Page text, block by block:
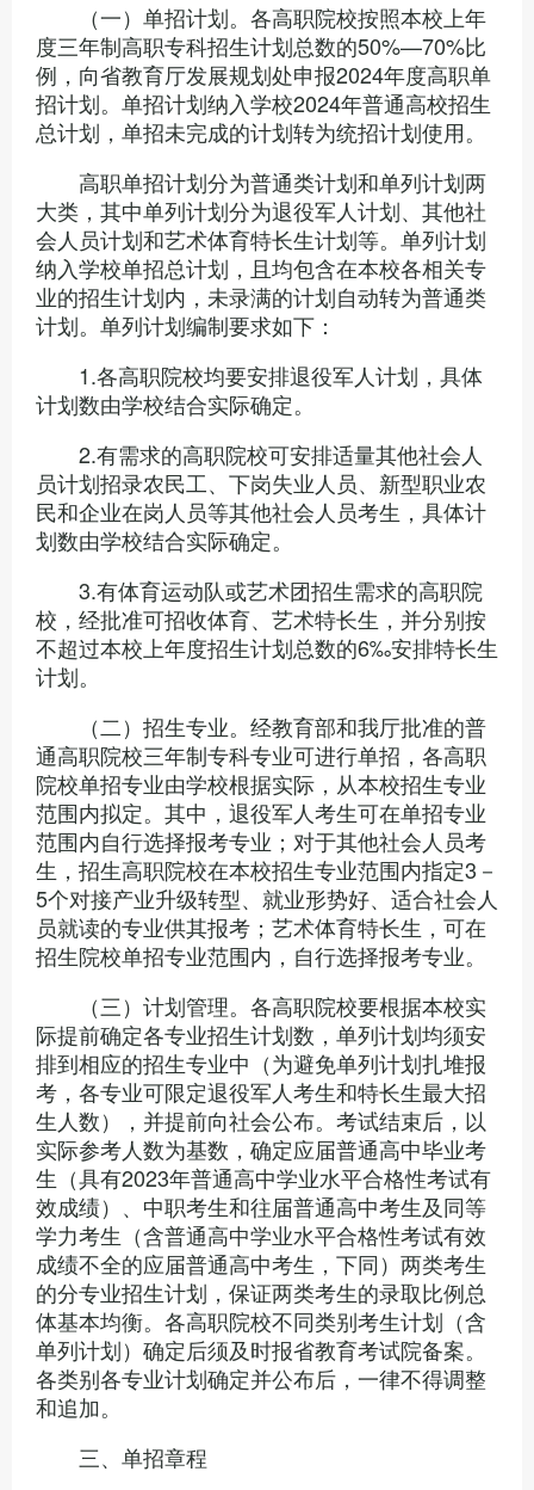
（一）单招计划。各高职院校按照本校上年
度三年制高职专科招生计划总数的50%—70%比
例，向省教育厅发展规划处申报2024年度高职单
招计划。单招计划纳入学校2024年普通高校招生
总计划，单招未完成的计划转为统招计划使用。
高职单招计划分为普通类计划和单列计划两
大类，其中单列计划分为退役军人计划、其他社
会人员计划和艺术体育特长生计划等。单列计划
纳入学校单招总计划，且均包含在本校各相关专
业的招生计划内，未录满的计划自动转为普通类
计划。单列计划编制要求如下：
1.各高职院校均要安排退役军人计划，具体
计划数由学校结合实际确定。
2.有需求的高职院校可安排适量其他社会人
员计划招录农民工、下岗失业人员、新型职业农
民和企业在岗人员等其他社会人员考生，具体计
划数由学校结合实际确定。
3.有体育运动队或艺术团招生需求的高职院
校，经批准可招收体育、艺术特长生，并分别按
不超过本校上年度招生计划总数的6‰安排特长生
计划。
（二）招生专业。经教育部和我厅批准的普
通高职院校三年制专科专业可进行单招，各高职
院校单招专业由学校根据实际，从本校招生专业
范围内拟定。其中，退役军人考生可在单招专业
范围内自行选择报考专业；对于其他社会人员考
生，招生高职院校在本校招生专业范围内指定3－
5个对接产业升级转型、就业形势好、适合社会人
员就读的专业供其报考；艺术体育特长生，可在
招生院校单招专业范围内，自行选择报考专业。
（三）计划管理。各高职院校要根据本校实
际提前确定各专业招生计划数，单列计划均须安
排到相应的招生专业中（为避免单列计划扎堆报
考，各专业可限定退役军人考生和特长生最大招
生人数），并提前向社会公布。考试结束后，以
实际参考人数为基数，确定应届普通高中毕业考
生（具有2023年普通高中学业水平合格性考试有
效成绩）、中职考生和往届普通高中考生及同等
学力考生（含普通高中学业水平合格性考试有效
成绩不全的应届普通高中考生，下同）两类考生
的分专业招生计划，保证两类考生的录取比例总
体基本均衡。各高职院校不同类别考生计划（含
单列计划）确定后须及时报省教育考试院备案。
各类别各专业计划确定并公布后，一律不得调整
和追加。
三、单招章程